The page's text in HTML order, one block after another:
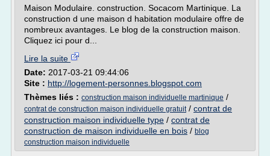
Maison Modulaire. construction. Socacom Martinique. La
construction d une maison d habitation modulaire offre de
nombreux avantages. Le blog de la construction maison.
Cliquez ici pour d...
Lire la suite
Date: 2017-03-21 09:44:06
Site : http://logement-personnes.blogspot.com
Thèmes liés : construction maison individuelle martinique /
contrat de construction maison individuelle gratuit/ contrat de
construction maison individuelle type / contrat de
construction de maison individuelle en bois / blog
construction maison individuelle